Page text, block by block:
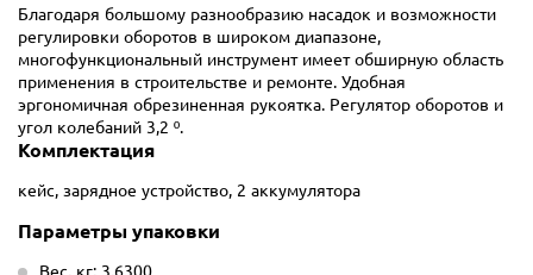
Благодаря большому разнообразию насадок и возможности
регулировки оборотов в широком диапазоне,
многофункциональный инструмент имеет обширную область
применения в строительстве и ремонте. Удобная
эргономичная обрезиненная рукоятка. Регулятор оборотов и
угол колебаний 3,2 º.
Комплектация
кейс, зарядное устройство, 2 аккумулятора
Параметры упаковки
Вес, кг: 3.6300